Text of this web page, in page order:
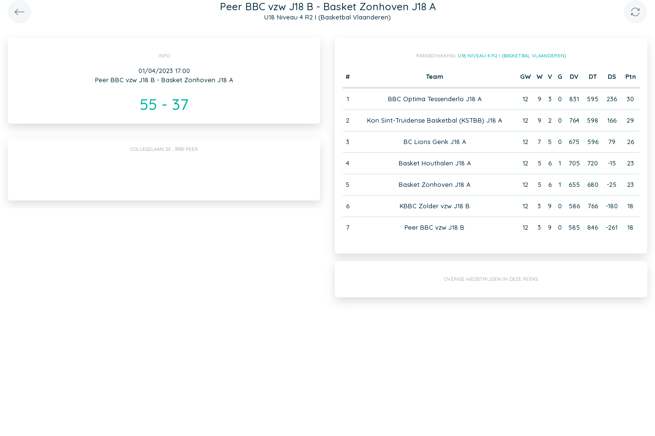
Peer BBC vzw J18 B - Basket Zonhoven J18 A
U18 Niveau 4 R2 I (Basketbal Vlaanderen)
INFO
01/04/2023 17:00
Peer BBC vzw J18 B - Basket Zonhoven J18 A
55 - 37
COLLEGELAAN 20 , 3990 PEER
RANGSCHIKKING: U18 NIVEAU 4 R2 I (BASKETBAL VLAANDEREN)
# Team GW W V G DV DT DS Ptn
1 BBC Optima Tessenderlo J18 A 12 9 3 0 831 595 236 30
2 Kon Sint-Truidense Basketbal (KSTBB) J18 A 12 9 2 0 764 598 166 29
3 BC Lions Genk J18 A 12 7 5 0 675 596 79 26
4 Basket Houthalen J18 A 12 5 6 1 705 720 -15 23
5 Basket Zonhoven J18 A 12 5 6 1 655 680 -25 23
6 KBBC Zolder vzw J18 B 12 3 9 0 586 766 -180 18
7 Peer BBC vzw J18 B 12 3 9 0 585 846 -261 18
OVERIGE WEDSTRIJDEN IN DEZE REEKS